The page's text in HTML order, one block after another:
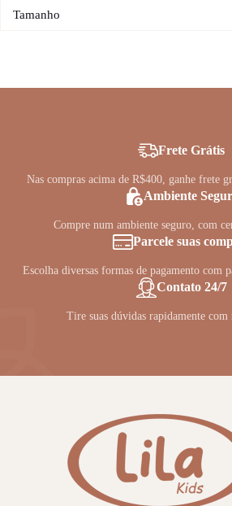
Tamanho
Frete Grátis
Nas compras acima de R$400, ganhe frete
Ambiente
Compre num ambiente seguro, com
Parcele suas
Escolha diversas formas de pagamento com
Contato 24/7
Tire suas dúvidas rapidamente com